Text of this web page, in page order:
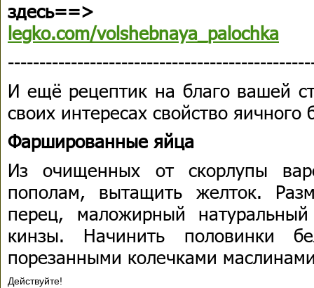
здесь==>
legko.com/volshebnaya_palochka
И ещё рецептик на благо вашей
своих интересах свойство
Фаршированные яйца
Из очищенных от скорлупы
пополам, вытащить желток.
перец, маложирный
кинзы. Начинить половинки
порезанными колечками
Действуйте!